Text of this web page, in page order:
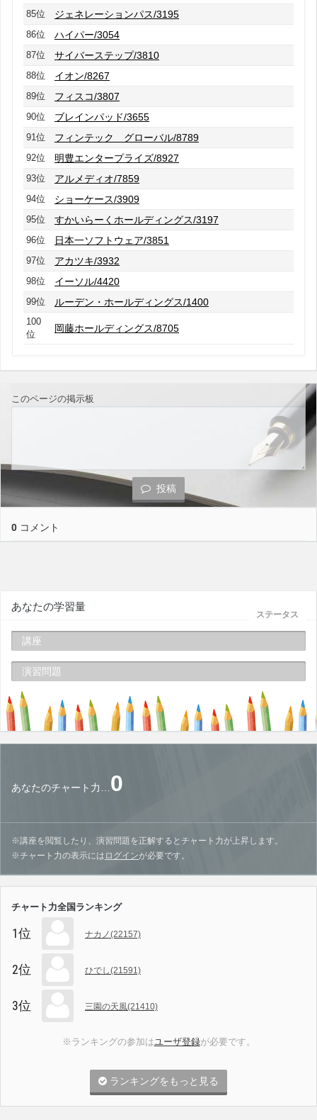
85位 ジェネレーションパス/3195
86位 ハイパー/3054
87位 サイバーステップ/3810
88位 イオン/8267
89位 フィスコ/3807
90位 ブレインパッド/3655
91位 フィンテック グローバル/8789
92位 明豊エンタープライズ/8927
93位 アルメディオ/7859
94位 ショーケース/3909
95位 すかいらーくホールディングス/3197
96位 日本一ソフトウェア/3851
97位 アカツキ/3932
98位 イーソル/4420
99位 ルーデン・ホールディングス/1400
100
位
岡藤ホールディングス/8705
このページの掲示板
投稿
0 コメント
ステータス
あなたの学習量
講座
演習問題
あなたのチャート力… 0
※講座を閲覧したり、演習問題を正解するとチャート力が上昇します。
※チャート力の表示には ログインが必要です。
チャート力全国ランキング
1位 ナカノ(22157)
2位 ひでし(21591)
3位 三園の天風(21410)
※ランキングの参加はユーザ登録が必要です。
ランキングをもっと見る